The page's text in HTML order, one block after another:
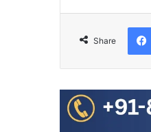
Share